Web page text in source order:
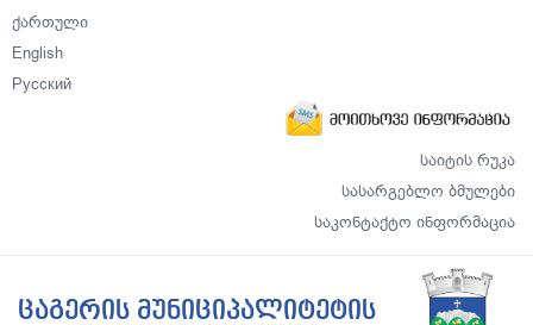
ქართული
English
Русский
საიტის რუკა
სასარგებლო ბმულები
საკონტაქტო ინფორმაცია
ცაგერის მუნიციპალიტეტის